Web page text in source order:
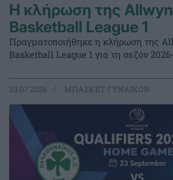
Η κλήρωση της Allwyn
Basketball League 1
Πραγματοποιήθηκε η κλήρωση της
Basketball League 1 για τη σεζόν
23.07.2026 ΜΠΑΣΚΕΤ ΓΥΝΑΙΚΩΝ